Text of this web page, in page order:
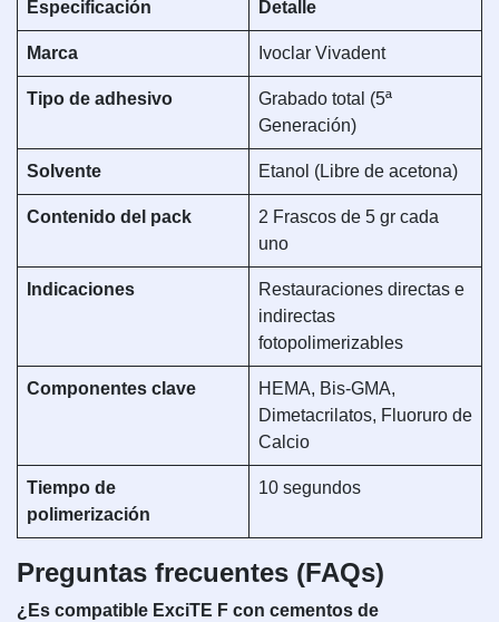
Especificación Detalle
Marca Ivoclar Vivadent
Tipo de adhesivo
Grabado total (5ª
Generación)
Solvente Etanol (Libre de acetona)
Contenido del pack
2 Frascos de 5 gr cada
uno
Indicaciones
Restauraciones directas e
indirectas
fotopolimerizables
Componentes clave
HEMA, Bis-GMA,
Dimetacrilatos, Fluoruro de
Calcio
Tiempo de
polimerización
10 segundos
Preguntas frecuentes (FAQs)
¿Es compatible ExciTE F con cementos de